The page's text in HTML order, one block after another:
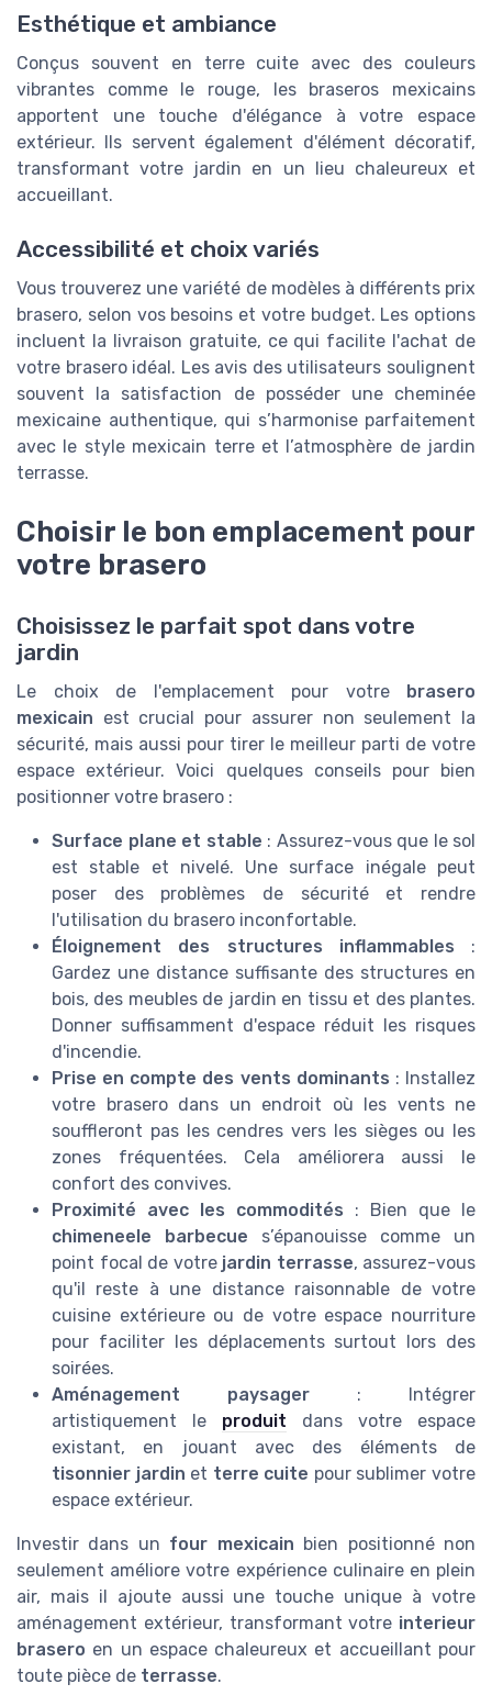
Esthétique et ambiance
Conçus souvent en terre cuite avec des couleurs
vibrantes comme le rouge, les braseros mexicains
apportent une touche d'élégance à votre espace
extérieur. Ils servent également d'élément décoratif,
transformant votre jardin en un lieu chaleureux et
accueillant.
Accessibilité et choix variés
Vous trouverez une variété de modèles à différents prix
brasero, selon vos besoins et votre budget. Les options
incluent la livraison gratuite, ce qui facilite l'achat de
votre brasero idéal. Les avis des utilisateurs soulignent
souvent la satisfaction de posséder une cheminée
mexicaine authentique, qui s’harmonise parfaitement
avec le style mexicain terre et l’atmosphère de jardin
terrasse.
Choisir le bon emplacement pour
votre brasero
Choisissez le parfait spot dans votre
jardin
Le choix de l'emplacement pour votre brasero
mexicain est crucial pour assurer non seulement la
sécurité, mais aussi pour tirer le meilleur parti de votre
espace extérieur. Voici quelques conseils pour bien
positionner votre brasero :
Surface plane et stable : Assurez-vous que le sol
est stable et nivelé. Une surface inégale peut
poser des problèmes de sécurité et rendre
l'utilisation du brasero inconfortable.
Éloignement des structures inflammables :
Gardez une distance suffisante des structures en
bois, des meubles de jardin en tissu et des plantes.
Donner suffisamment d'espace réduit les risques
d'incendie.
Prise en compte des vents dominants : Installez
votre brasero dans un endroit où les vents ne
souffleront pas les cendres vers les sièges ou les
zones fréquentées. Cela améliorera aussi le
confort des convives.
Proximité avec les commodités : Bien que le
chimeneele barbecue s’épanouisse comme un
point focal de votre jardin terrasse, assurez-vous
qu'il reste à une distance raisonnable de votre
cuisine extérieure ou de votre espace nourriture
pour faciliter les déplacements surtout lors des
soirées.
Aménagement paysager : Intégrer
artistiquement le produit dans votre espace
existant, en jouant avec des éléments de
tisonnier jardin et terre cuite pour sublimer votre
espace extérieur.
Investir dans un four mexicain bien positionné non
seulement améliore votre expérience culinaire en plein
air, mais il ajoute aussi une touche unique à votre
aménagement extérieur, transformant votre interieur
brasero en un espace chaleureux et accueillant pour
toute pièce de terrasse.